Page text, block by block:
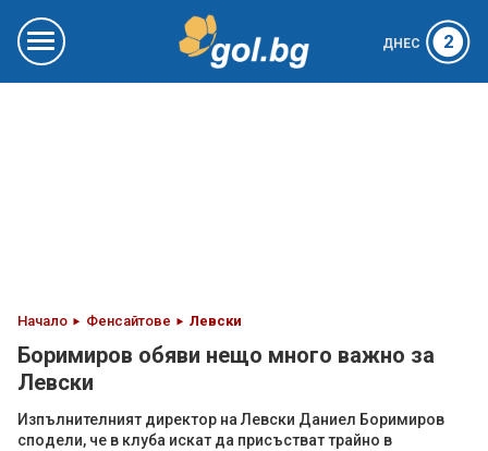
ДНЕС 2
Начало Фенсайтове Левски
Боримиров обяви нещо много важно за
Левски
Изпълнителният директор на Левски Даниел Боримиров
сподели, че в клуба искат да присъстват трайно в